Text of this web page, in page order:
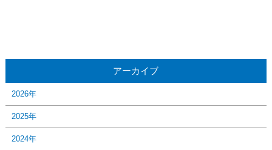
アーカイブ
2026年
2025年
2024年